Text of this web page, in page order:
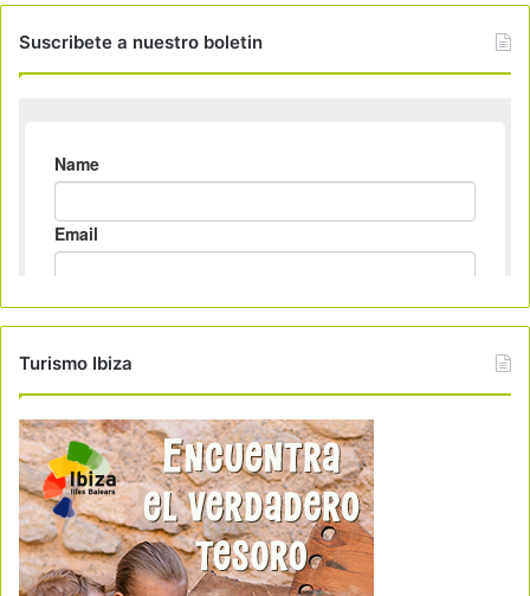
Suscribete a nuestro boletin
Turismo Ibiza